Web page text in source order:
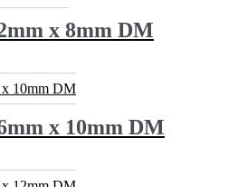
x 8mm DM
x 10mm DM